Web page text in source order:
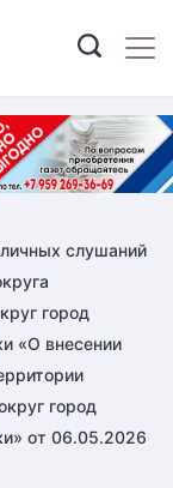
слушаний
город
«О внесении
город
от 06.05.2026